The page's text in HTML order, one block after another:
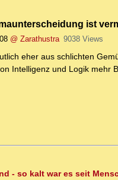
ist
@ Zarathustra 9038 Views
eher aus schlichten
Intelligenz und Logik mehr
- so kalt war es seit